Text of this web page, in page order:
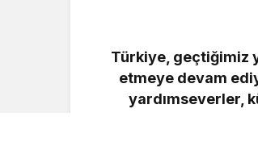
Türkiye, geçtiğimiz
etmeye devam
yardımseverler,